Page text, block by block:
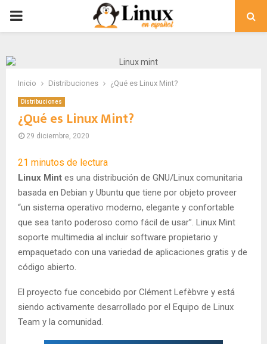
PRIMARY
Inicio Distribuciones ¿Qué es Linux Mint?
Distribuciones
¿Qué es Linux Mint?
29 diciembre, 2020
21 minutos de lectura
Linux Mint es una distribución de GNU/Linux comunitaria
basada en Debian y Ubuntu que tiene por objeto proveer
“un sistema operativo moderno, elegante y confortable
que sea tanto poderoso como fácil de usar”. ​ Linux Mint
soporte multimedia al incluir software propietario y
empaquetado con una variedad de aplicaciones gratis y de
código abierto.
El proyecto fue concebido por Clément Lefèbvre y está
siendo activamente desarrollado por el Equipo de Linux
Team y la comunidad.